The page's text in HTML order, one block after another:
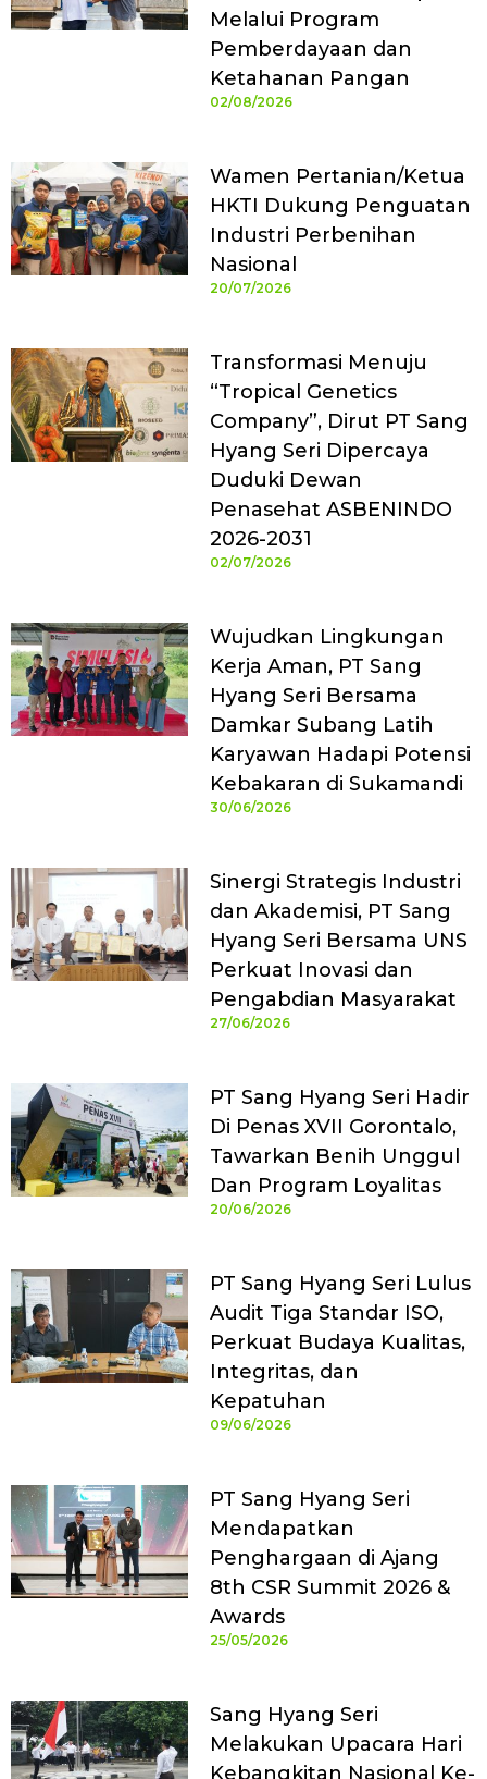
Melalui Program
Pemberdayaan dan
Ketahanan Pangan
02/08/2026
Wamen Pertanian/Ketua
HKTI Dukung Penguatan
Industri Perbenihan
Nasional
20/07/2026
Transformasi Menuju
“Tropical Genetics
Company”, Dirut PT Sang
Hyang Seri Dipercaya
Duduki Dewan
Penasehat ASBENINDO
2026-2031
02/07/2026
Wujudkan Lingkungan
Kerja Aman, PT Sang
Hyang Seri Bersama
Damkar Subang Latih
Karyawan Hadapi Potensi
Kebakaran di Sukamandi
30/06/2026
Sinergi Strategis Industri
dan Akademisi, PT Sang
Hyang Seri Bersama UNS
Perkuat Inovasi dan
Pengabdian Masyarakat
27/06/2026
PT Sang Hyang Seri Hadir
Di Penas XVII Gorontalo,
Tawarkan Benih Unggul
Dan Program Loyalitas
20/06/2026
PT Sang Hyang Seri Lulus
Audit Tiga Standar ISO,
Perkuat Budaya Kualitas,
Integritas, dan
Kepatuhan
09/06/2026
PT Sang Hyang Seri
Mendapatkan
Penghargaan di Ajang
8th CSR Summit 2026 &
Awards
25/05/2026
Sang Hyang Seri
Melakukan Upacara Hari
Kebangkitan Nasional Ke-